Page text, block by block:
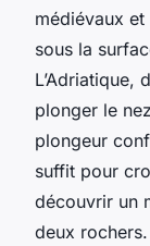
médiévaux et
sous la
L’Adriatique,
plonger le
plongeur
suffit pour
découvrir un
deux rochers.